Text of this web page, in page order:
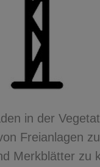
in der
Freianlagen
Merkblätter zu